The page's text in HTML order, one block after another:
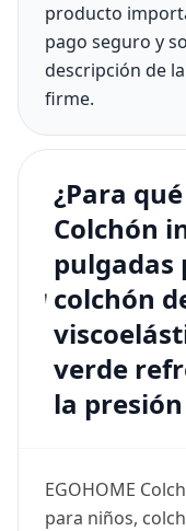
producto
pago seguro y
descripción de
firme.
¿Para
Colchón
pulgadas
colchón
verde
la
EGOHOME
para niños,